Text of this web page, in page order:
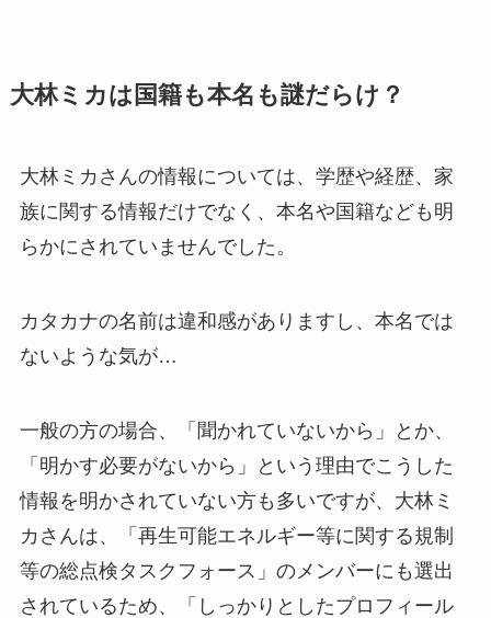
大林ミカは国籍も本名も謎だらけ？
大林ミカさんの情報については、学歴や経歴、家
族に関する情報だけでなく、本名や国籍なども明
らかにされていませんでした。
カタカナの名前は違和感がありますし、本名では
ないような気が…
一般の方の場合、「聞かれていないから」とか、
「明かす必要がないから」という理由でこうした
情報を明かされていない方も多いですが、大林ミ
カさんは、「再生可能エネルギー等に関する規制
等の総点検タスクフォース」のメンバーにも選出
されているため、「しっかりとしたプロフィール